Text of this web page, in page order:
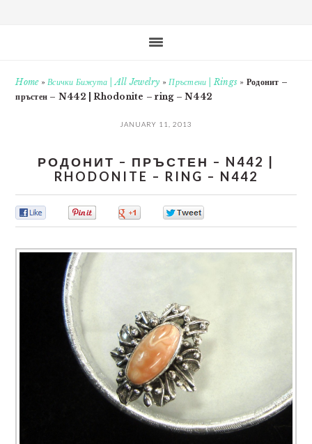
Home»Всички Бижута | All Jewelry »Пръстени | Rings » Родонит –
пръстен – N442 | Rhodonite – ring – N442
JANUARY 11, 2013
РОДОНИТ – ПРЪСТЕН – N442 |
RHODONITE – RING – N442